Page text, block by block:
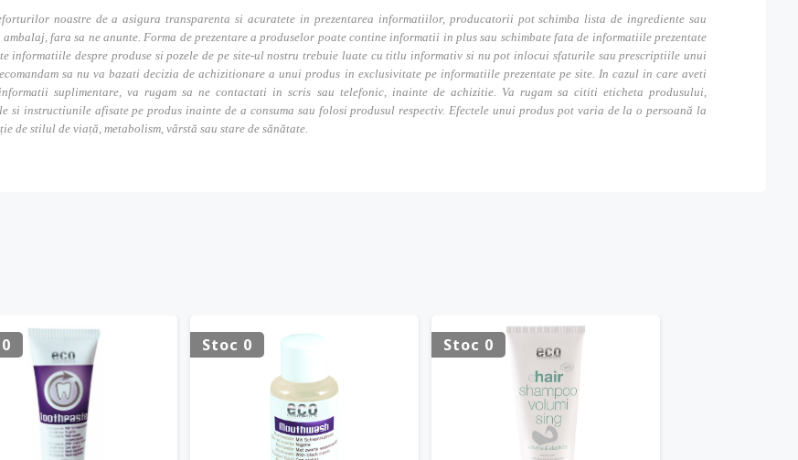
noastre de a asigura transparenta si acuratete in prezentarea informatiilor, producatorii pot schimba lista de ingrediente sau
ambalaj, fara sa ne anunte. Forma de prezentare a produselor poate contine informatii in plus sau schimbate fata de informatiile prezentate
informatiile despre produse si pozele de pe site-ul nostru trebuie luate cu titlu informativ si nu pot inlocui sfaturile sau prescriptiile unui
sa nu va bazati decizia de achizitionare a unui produs in exclusivitate pe informatiile prezentate pe site. In cazul in care aveti
suplimentare, va rugam sa ne contactati in scris sau telefonic, inainte de achizitie. Va rugam sa cititi eticheta produsului,
si instructiunile afisate pe produs inainte de a consuma sau folosi produsul respectiv. Efectele unui produs pot varia de la o persoană la
de stilul de viață, metabolism, vârstă sau stare de sănătate.
Stoc 0 Stoc 0